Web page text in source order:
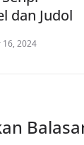
dan Judol
16, 2024